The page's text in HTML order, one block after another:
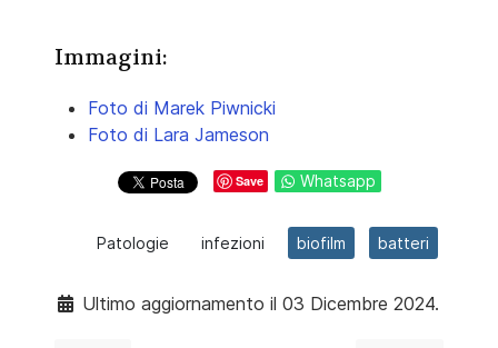
Immagini:
Foto di Marek Piwnicki
Foto di Lara Jameson
Save Whatsapp
Patologie infezioni biofilm batteri
Ultimo aggiornamento il 03 Dicembre 2024.